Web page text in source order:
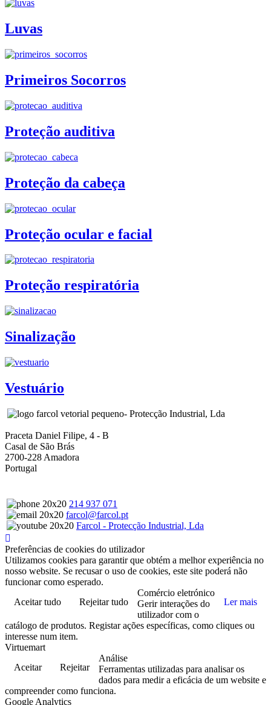
Luvas
Primeiros Socorros
Proteção auditiva
Proteção da cabeça
Proteção ocular e facial
Proteção respiratória
Sinalização
Vestuário
- Protecção Industrial, Lda
Praceta Daniel Filipe, 4 - B
Casal de São Brás
2700-228 Amadora
Portugal
214 937 071
farcol@farcol.pt
Farcol - Protecção Industrial, Lda
Preferências de cookies do utilizador
Utilizamos cookies para garantir que obtém a melhor experiência no
nosso website. Se recusar o uso de cookies, este site poderá não
funcionar como esperado.
Aceitar tudo
Rejeitar tudo Ler mais
Comércio eletrónico
Gerir interações do
utilizador com o
catálogo de produtos. Registar ações específicas, como cliques ou
interesse num item.
Virtuemart
Aceitar
Rejeitar
Análise
Ferramentas utilizadas para analisar os
dados para medir a eficácia de um website e
compreender como funciona.
Google Analytics